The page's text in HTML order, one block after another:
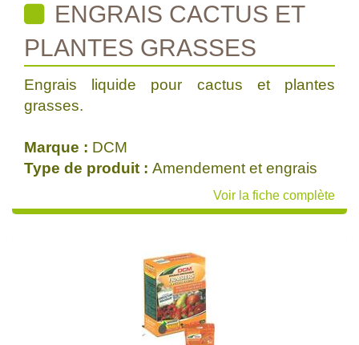
ENGRAIS CACTUS ET
PLANTES GRASSES
Engrais liquide pour cactus et plantes
grasses.
Marque : DCM
Type de produit : Amendement et engrais
Voir la fiche complète